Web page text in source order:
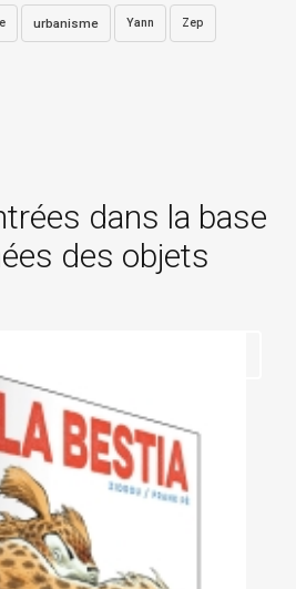
urbanisme Yann Zep
dans la base
des objets